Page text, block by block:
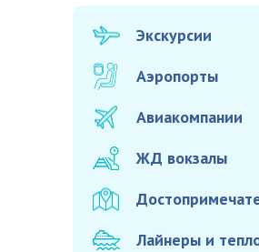
Экскурсии
Аэропорты
Авиакомпании
ЖД вокзалы
Лайнеры и